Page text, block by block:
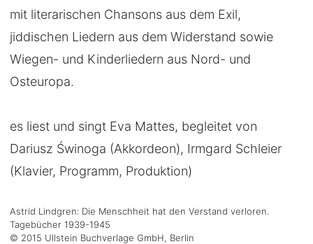
mit literarischen Chansons aus dem Exil,
jiddischen Liedern aus dem Widerstand sowie
Wiegen- und Kinderliedern aus Nord- und
Osteuropa.
es liest und singt Eva Mattes, begleitet von
Dariusz Świnoga (Akkordeon), Irmgard Schleier
(Klavier, Programm, Produktion)
Astrid Lindgren: Die Menschheit hat den Verstand verloren.
Tagebücher 1939-1945
© 2015 Ullstein Buchverlage GmbH, Berlin